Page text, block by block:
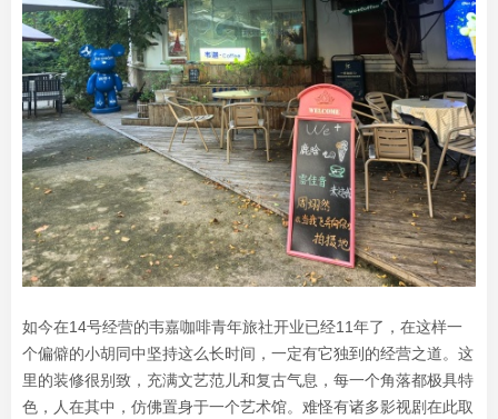
如今在14号经营的韦嘉咖啡青年旅社开业已经11年了，在这样一
个偏僻的小胡同中坚持这么长时间，一定有它独到的经营之道。这
里的装修很别致，充满文艺范儿和复古气息，每一个角落都极具特
色，人在其中，仿佛置身于一个艺术馆。难怪有诸多影视剧在此取